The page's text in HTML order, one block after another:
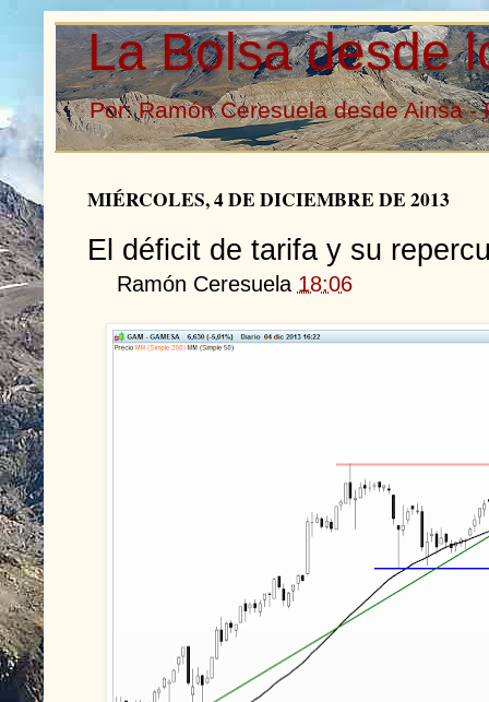
La Bolsa desde
Por: Ramón Ceresuela desde Ainsa -
MIÉRCOLES, 4 DE DICIEMBRE DE 2013
El déficit de tarifa y su
Ramón Ceresuela 18:06